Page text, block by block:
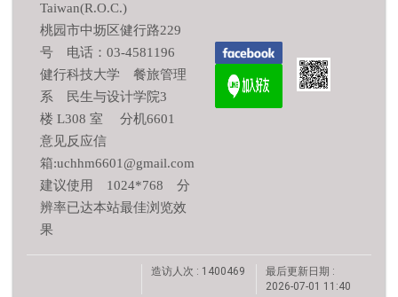
Taiwan(R.O.C.)
桃园市中坜区健行路229
号 电话：03-4581196
健行科技大学 餐旅管理
系 民生与设计学院3
楼 L308 室 分机6601
意见反应信
箱:uchhm6601@gmail.com
建议使用 1024*768 分
辨率已达本站最佳浏览效
果
造访人次 : 1400469
最后更新日期 :
2026-07-01 11:40